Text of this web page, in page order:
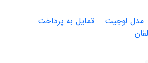
مدل لوجیت
تمایل به پرداخت